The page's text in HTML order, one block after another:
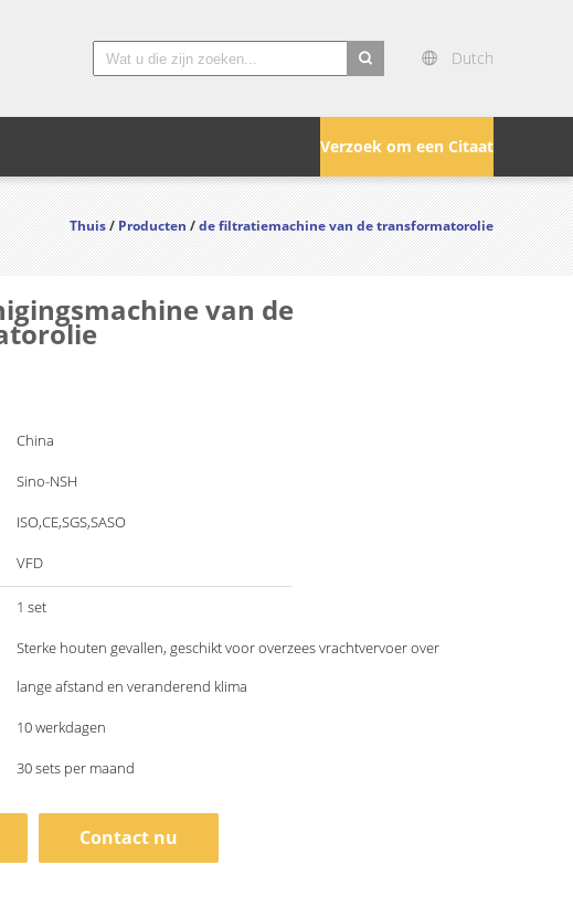
Dutch
Verzoek om een Citaat
Thuis/Producten/de filtratiemachine van de transformatorolie
van de
China
Sino-NSH
ISO,CE,SGS,SASO
VFD
1 set
Sterke houten gevallen, geschikt voor overzees vrachtvervoer over
lange afstand en veranderend klima
10 werkdagen
30 sets per maand
Contact nu